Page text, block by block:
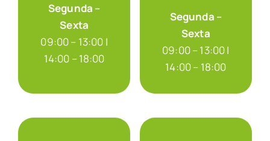
Segunda –
Sexta
09:00 – 13:00 |
14:00 – 18:00
Segunda –
Sexta
09:00 – 13:00 |
14:00 – 18:00